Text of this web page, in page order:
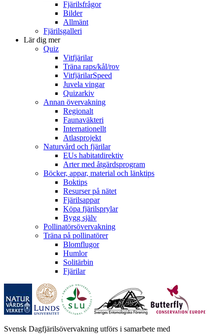
Fjärilsfrågor
Bilder
Allmänt
Fjärilsgalleri
Lär dig mer
Quiz
Vitfjärilar
Träna raps/kål/rov
VitfjärilarSpeed
Juvela vingar
Quizarkiv
Annan övervakning
Regionalt
Faunaväkteri
Internationellt
Atlasprojekt
Naturvård och fjärilar
EUs habitatdirektiv
Arter med åtgärdsprogram
Böcker, appar, material och länktips
Boktips
Resurser på nätet
Fjärilsappar
Köpa fjärilsprylar
Bygg själv
Pollinatörsövervakning
Träna på pollinatörer
Blomflugor
Humlor
Solitärbin
Fjärilar
Svensk Dagfjärilsövervakning utförs i samarbete med